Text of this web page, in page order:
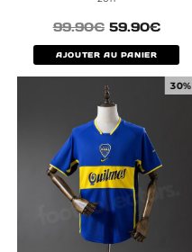
99.90€ 59.90€
AJOUTER AU PANIER
30%